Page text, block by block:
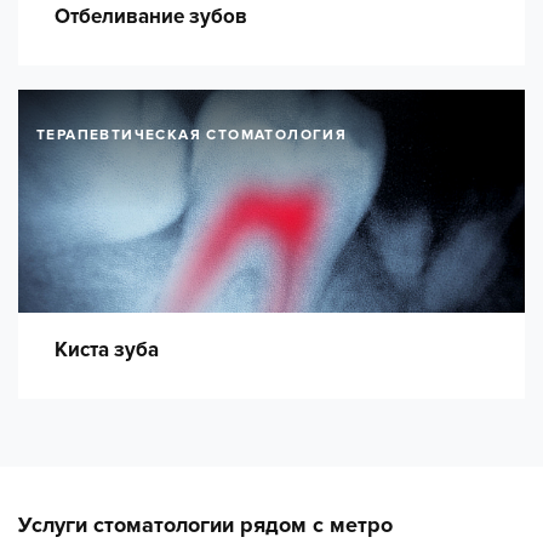
Отбеливание зубов
ТЕРАПЕВТИЧЕСКАЯ СТОМАТОЛОГИЯ
Киста зуба
Услуги стоматологии рядом с метро